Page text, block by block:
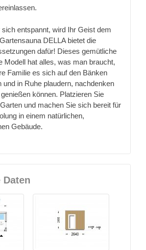
entspannt, wird Ihr Geist dem
DELLA bietet die
dafür! Dieses gemütliche
Modell hat alles, was man braucht,
Familie es sich auf den Bänken
und in Ruhe plaudern, nachdenken
können. Platzieren Sie
und machen Sie sich bereit für
in einem natürlichen,
Gebäude.
Daten